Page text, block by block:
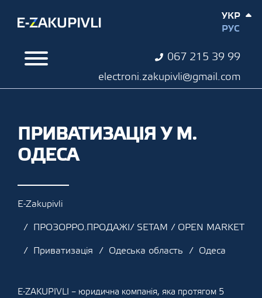
067 215 39 99
electroni.zakupivli@gmail.com
УКР
РУС
ПРИВАТИЗАЦІЯ У М.
ОДЕСА
E-Zakupivli
ПРОЗОРРО.ПРОДАЖІ/ SETAM / OPEN MARKET
Приватизація
Одеська область Одеса
E-ZAKUPIVLI – юридична компанія, яка протягом 5